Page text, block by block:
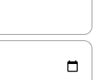
maak je een keuze